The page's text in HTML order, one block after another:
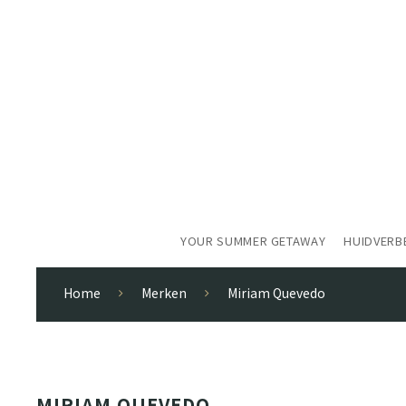
YOUR SUMMER GETAWAY
Home Merken Miriam Quevedo